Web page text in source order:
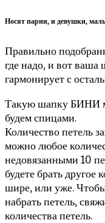
Носят парни, и девушки,
Правильно
где надо, и вот
гармонирует с
Такую шапку БИНИ
будем спицами.
Количество петель
можно любое
недовязанными 10
будете брать другое
шире, или уже.
набрать петель,
количества петель.